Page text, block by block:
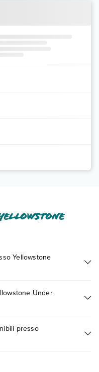
Yellowstone
tutte nella
Under
dell'hotel, ecc). Per
di ricerca e scegli
presso